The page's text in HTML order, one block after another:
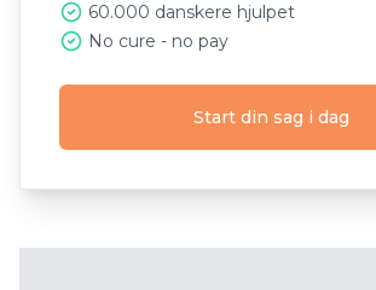
60.000 danskere hjulpet
No cure - no pay
Start din sag i dag